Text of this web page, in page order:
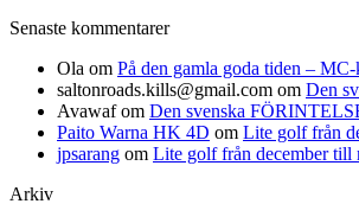
Senaste kommentarer
Ola om På den gamla goda tiden –
saltonroads.kills@gmail.com om Den
Avawafom Den svenska
Paito Warna HK 4D om Lite golf från
jpsarang om Lite golf från december till
Arkiv